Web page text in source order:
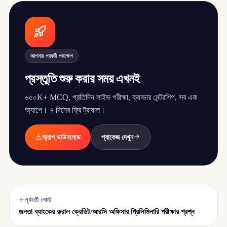
আপনার পরবর্তী পদক্ষেপ
প্রস্তুতি শুরু করার সময় এখনই
৬৫০K+ MCQ, প্রতিদিন লাইভ পরীক্ষা, ক্যাডার মেন্টরশিপ, সব এক
অ্যাপে। ৭ দিনের ফ্রি ট্রায়াল।
অ্যাপ ডাউনলোড প্যাকেজ দেখুন
পূর্ববর্তী পোস্ট
জনতা ব্যাংকের রুরাল ক্রেডিট/আরসি অফিসার প্রিলিমিনারি পরীক্ষার প্রশ্ন